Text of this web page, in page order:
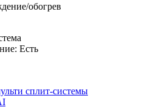
обогрев
Есть